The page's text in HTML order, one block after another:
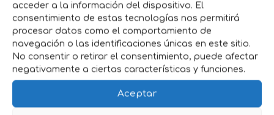
acceder a la información del dispositivo. El
consentimiento de estas tecnologías nos permitirá
procesar datos como el comportamiento de
navegación o las identificaciones únicas en este sitio.
No consentir o retirar el consentimiento, puede afectar
negativamente a ciertas características y funciones.
Aceptar
170,60 € IVA incluido